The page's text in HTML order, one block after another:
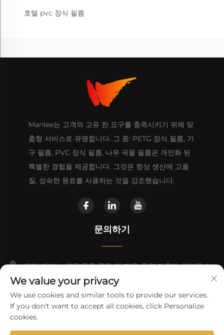
호텔 pvc 장식 필름
Manlee는 고객의 고유 한 요구를 충족시키기 위해 맞
춤형 서비스로 유명합니다. 그 중: PETG 장식 필름, 가
구 필름, PVC 장식 필름, 나무 곡물 필름은 개인화 된
특별한 경험을 제공합니다. 그것은 항상 생산에 고품
질, 성숙한 원료를 사용하는 것을 강조했습니다.
문의하기
양탄 애비뉴, 양동 물류 공원, 탄 타운, 동양 카운티, 헤이완 시
+86 13923680051
[email protected]
We value your privacy
We use cookies and similar tools to provide our services.
If you don't want to accept all cookies, click Personalize
cookies.